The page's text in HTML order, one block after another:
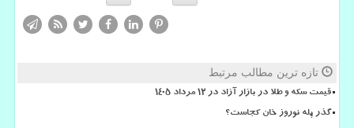
تازه ترین مطالب مرتبط
قیمت سکه و طلا در بازار آزاد در ۱۲ مرداد ۱۴۰۵
گذر پله نوروز خان کجاست؟